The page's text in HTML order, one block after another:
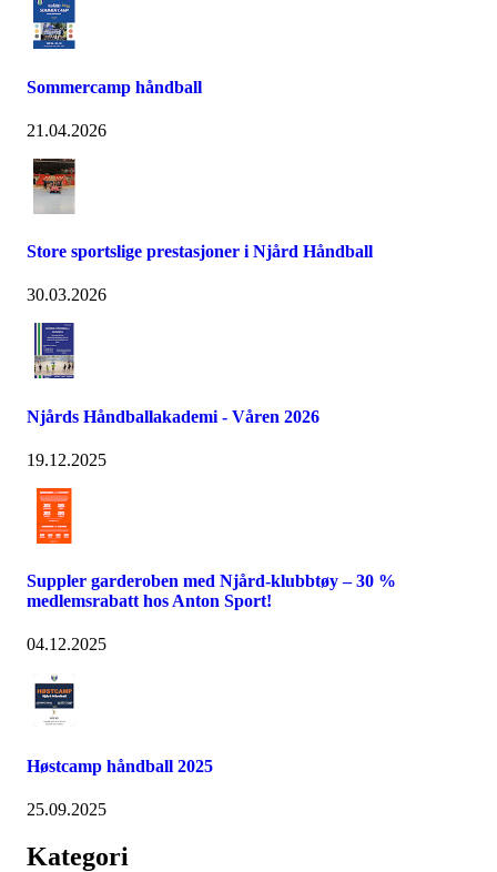
Sommercamp håndball
21.04.2026
Store sportslige prestasjoner i Njård Håndball
30.03.2026
Njårds Håndballakademi - Våren 2026
19.12.2025
Suppler garderoben med Njård-klubbtøy – 30 %
medlemsrabatt hos Anton Sport!
04.12.2025
Høstcamp håndball 2025
25.09.2025
Kategori